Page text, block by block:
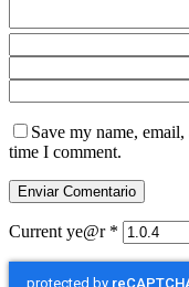
Save my name,
time I comment.
Current ye@r *